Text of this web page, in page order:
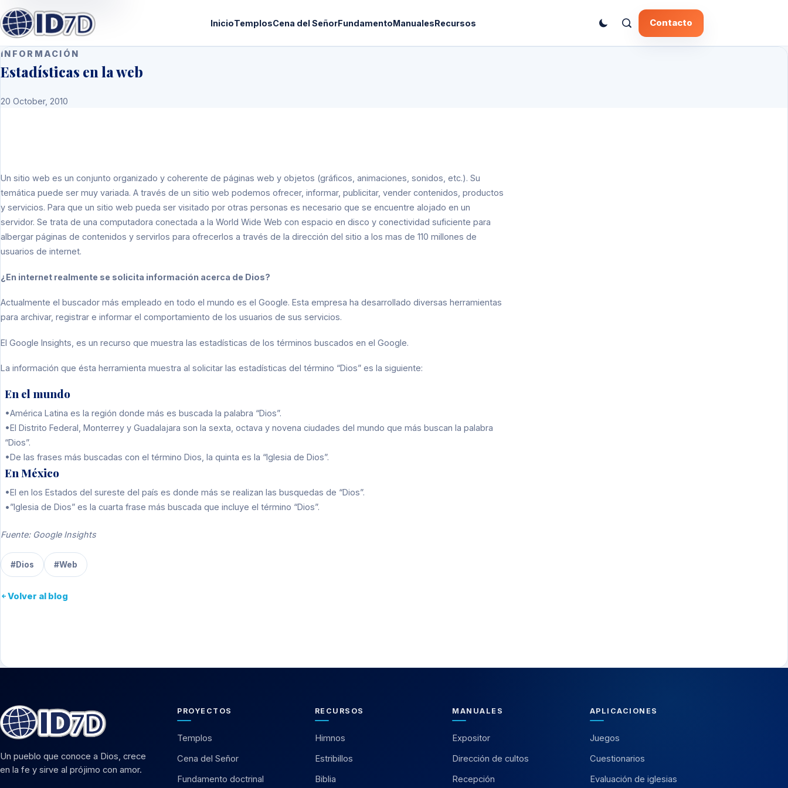
InicioTemplosCena del SeñorFundamentoManualesRecursos Contacto
INFORMACIÓN
Estadísticas en la web
20 October, 2010
Un sitio web es un conjunto organizado y coherente de páginas web y objetos (gráficos, animaciones, sonidos, etc.). Su
temática puede ser muy variada. A través de un sitio web podemos ofrecer, informar, publicitar, vender contenidos, productos
y servicios. Para que un sitio web pueda ser visitado por otras personas es necesario que se encuentre alojado en un
servidor. Se trata de una computadora conectada a la World Wide Web con espacio en disco y conectividad suficiente para
albergar páginas de contenidos y servirlos para ofrecerlos a través de la dirección del sitio a los mas de 110 millones de
usuarios de internet.
¿En internet realmente se solicita información acerca de Dios?
Actualmente el buscador más empleado en todo el mundo es el Google. Esta empresa ha desarrollado diversas herramientas
para archivar, registrar e informar el comportamiento de los usuarios de sus servicios.
El Google Insights, es un recurso que muestra las estadísticas de los términos buscados en el Google.
La información que ésta herramienta muestra al solicitar las estadísticas del término “Dios” es la siguiente:
En el mundo
•América Latina es la región donde más es buscada la palabra “Dios”.
•El Distrito Federal, Monterrey y Guadalajara son la sexta, octava y novena ciudades del mundo que más buscan la palabra
“Dios”.
•De las frases más buscadas con el término Dios, la quinta es la “Iglesia de Dios”.
En México
•El en los Estados del sureste del país es donde más se realizan las busquedas de “Dios”.
•”Iglesia de Dios” es la cuarta frase más buscada que incluye el término “Dios”.
Fuente: Google Insights
#Dios #Web
Volver al blog
Un pueblo que conoce a Dios, crece
en la fe y sirve al prójimo con amor.
PROYECTOS
Templos
Cena del Señor
Fundamento doctrinal
RECURSOS
Himnos
Estribillos
Biblia
MANUALES
Expositor
Dirección de cultos
Recepción
APLICACIONES
Juegos
Cuestionarios
Evaluación de iglesias